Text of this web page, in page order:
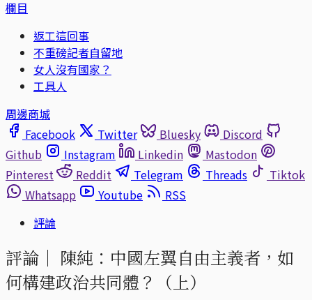
欄目
返工這回事
不重磅記者自留地
女人沒有國家？
工具人
周邊商城
Facebook
Twitter Bluesky
Discord
Github
Instagram Linkedin
Mastodon
Pinterest
Reddit Telegram Threads
Tiktok
Whatsapp
Youtube
RSS
評論
評論｜ 陳純：中國左翼自由主義者，如
何構建政治共同體？（上）